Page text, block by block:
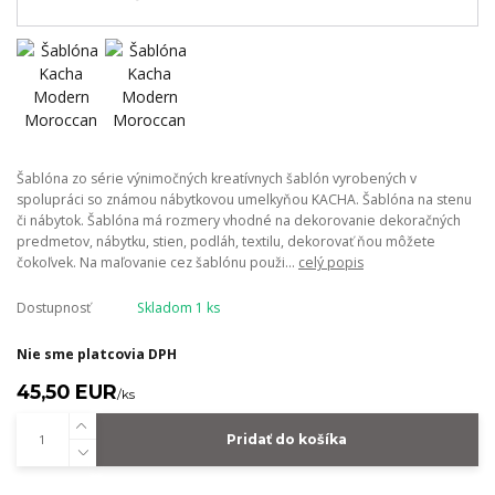
Šablóna zo série výnimočných kreatívnych šablón vyrobených v
spolupráci so známou nábytkovou umelkyňou KACHA. Šablóna na stenu
či nábytok. Šablóna má rozmery vhodné na dekorovanie dekoračných
predmetov, nábytku, stien, podláh, textilu, dekorovať ňou môžete
čokoľvek. Na maľovanie cez šablónu použi... celý popis
Dostupnosť Skladom 1 ks
Nie sme platcovia DPH
45,50 EUR/ks
Pridať do košíka